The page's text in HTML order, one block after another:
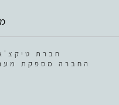
חברת
החברה מספקת